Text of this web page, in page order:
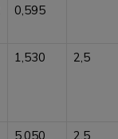
0,595
1,530 2,5
5,050 2,5